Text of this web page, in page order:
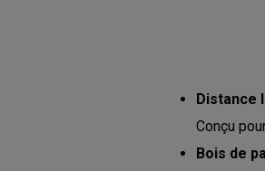
Distance
Conçu
Bois de